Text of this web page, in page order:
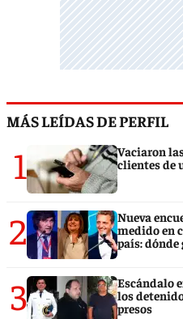
MÁS LEÍDAS DE PERFIL
1
Vaciaron
clientes de
2
Nueva
medido en
país: dónde
3
Escándalo
los
presos